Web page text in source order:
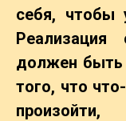
себя, чтобы
должен быть
того, что
произойти,